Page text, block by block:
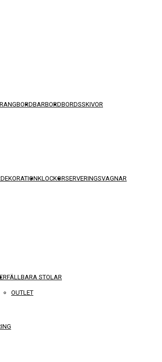
BARBORDBORDSSKIVOR
DEKORATIONKLOCKORSERVERINGSVAGNAR
FÄLLBARA STOLAR
OUTLET